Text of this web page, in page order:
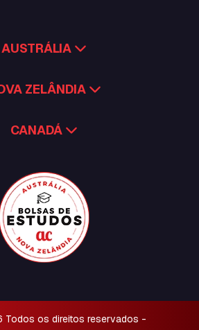
AUSTRÁLIA
ZELÂNDIA
CANADÁ
os direitos reservados -